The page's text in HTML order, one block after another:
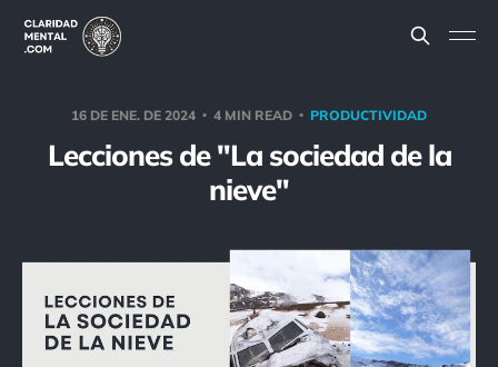
16 DE ENE. DE 2024 4 MIN READ PRODUCTIVIDAD
Lecciones de "La sociedad de la
nieve"